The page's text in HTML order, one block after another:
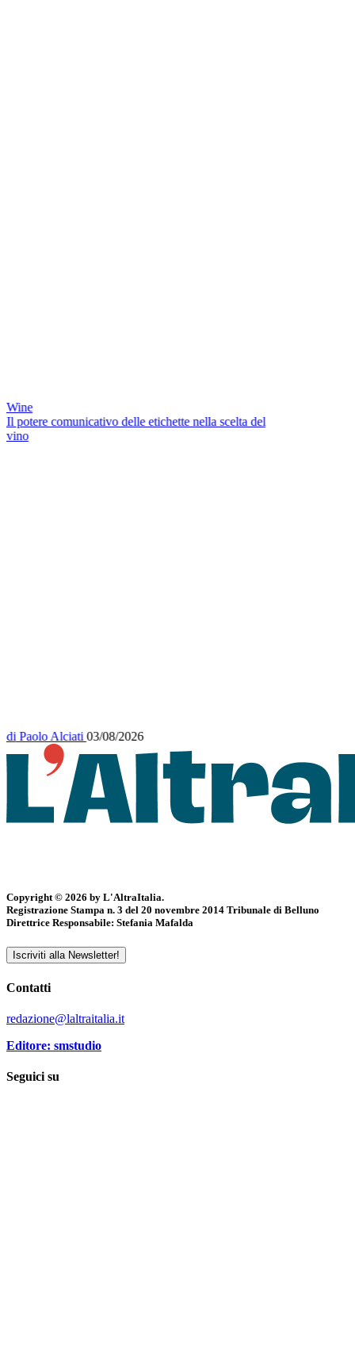
Wine
Il potere comunicativo delle etichette nella scelta del
vino
diPaolo Alciati 03/08/2026
Copyright © 2026 by L'AltraItalia.
Registrazione Stampa n. 3 del 20 novembre 2014 Tribunale di Belluno
Direttrice Responsabile: Stefania Mafalda
Iscriviti alla Newsletter!
Contatti
redazione@laltraitalia.it
Editore: smstudio
Seguici su